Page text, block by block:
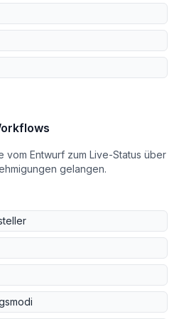
vom Entwurf zum Live-Status über
gelangen.